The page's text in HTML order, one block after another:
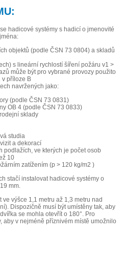
hadicové systémy s hadicí o jmenovité
objektů (podle ČSN 73 0804) a skladů
s lineární rychlostí šíření požáru v1 >
může být pro vybrané provozy použito
v příloze B
navržených jako:
(podle ČSN 73 0831)
OB 4 (podle ČSN 73 0833)
sklady
studia
a dekorací
podlažích, ve kterých je počet osob
10
zatížením (p > 120 kg/m2 )
stačí instalovat hadicové systémy o
mm.
výšce 1,1 metru až 1,3 metru nad
Dispozičně musí být umístěny tak, aby
se mohla otevřít o 180°. Pro
aby v nejméně příznivém místě umožnilo